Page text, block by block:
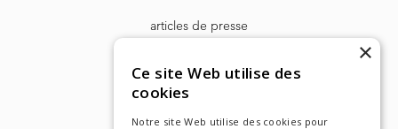
articles de presse
Dr. Harry Markowitz
×
Ce site Web utilise des
cookies
Notre site Web utilise des cookies pour